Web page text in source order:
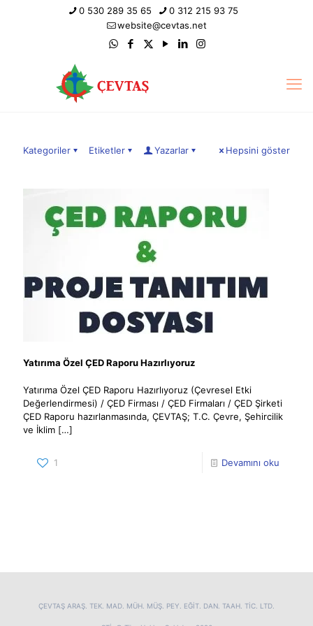
0 530 289 35 65
0 312 215 93 75
website@cevtas.net
Kategoriler Etiketler Yazarlar Hepsini göster
Yatırıma Özel ÇED Raporu Hazırlıyoruz
Yatırıma Özel ÇED Raporu Hazırlıyoruz (Çevresel Etki
Değerlendirmesi) / ÇED Firması / ÇED Firmaları / ÇED Şirketi
ÇED Raporu hazırlanmasında, ÇEVTAŞ; T.C. Çevre, Şehircilik
ve İklim […]
1 Devamını oku
ÇEVTAŞ ARAŞ. TEK. MAD. MÜH. MÜŞ. PEY. EĞİT. DAN. TAAH. TİC. LTD.